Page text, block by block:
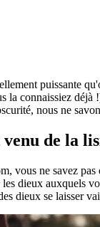
puissante
connaissiez déjà
nous ne
de la
vous ne savez
dieux auxquels
dieux se laisser